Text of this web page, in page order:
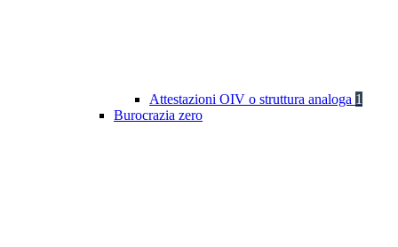
Attestazioni OIV o struttura analoga 1
Burocrazia zero